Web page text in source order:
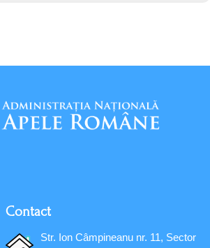
Contact
Str. Ion Câmpineanu nr. 11, Sector